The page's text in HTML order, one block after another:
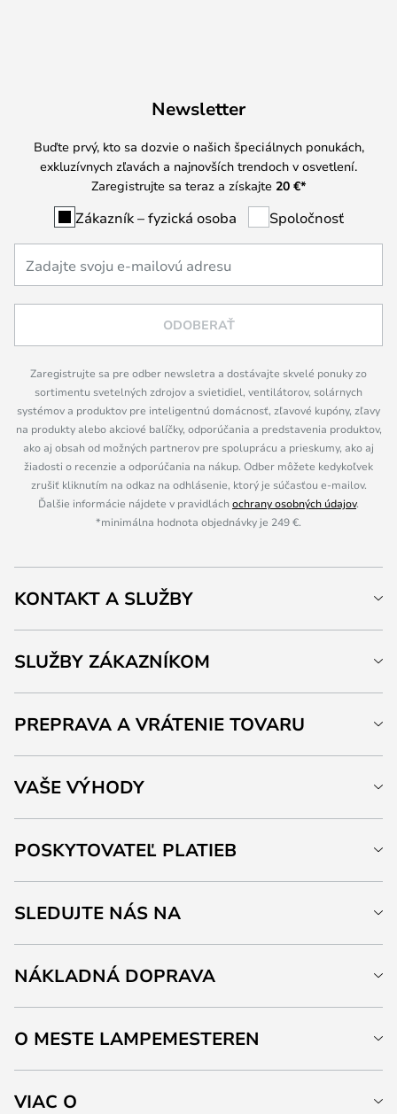
Newsletter
Buďte prvý, kto sa dozvie o našich špeciálnych ponukách,
exkluzívnych zľavách a najnovších trendoch v osvetlení.
Zaregistrujte sa teraz a získajte 20 €*
Zákazník – fyzická osoba Spoločnosť
ODOBERAŤ
Zaregistrujte sa pre odber newsletra a dostávajte skvelé ponuky zo
sortimentu svetelných zdrojov a svietidiel, ventilátorov, solárnych
systémov a produktov pre inteligentnú domácnosť, zľavové kupóny, zľavy
na produkty alebo akciové balíčky, odporúčania a predstavenia produktov,
ako aj obsah od možných partnerov pre spoluprácu a prieskumy, ako aj
žiadosti o recenzie a odporúčania na nákup. Odber môžete kedykoľvek
zrušiť kliknutím na odkaz na odhlásenie, ktorý je súčasťou e-mailov.
Ďalšie informácie nájdete v pravidláchochrany osobných údajov.
*minimálna hodnota objednávky je 249 €.
KONTAKT A SLUŽBY
SLUŽBY ZÁKAZNÍKOM
PREPRAVA A VRÁTENIE TOVARU
VAŠE VÝHODY
POSKYTOVATEĽ PLATIEB
SLEDUJTE NÁS NA
NÁKLADNÁ DOPRAVA
O MESTE LAMPEMESTEREN
VIAC O